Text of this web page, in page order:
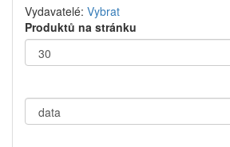
Vydavatelé: Vybrat
Produktů na stránku